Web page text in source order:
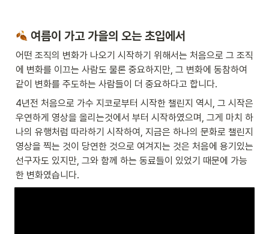
여름이 가고 가을의 오는 초입에서
어떤 조직의 변화가 나오기 시작하기 위해서는 처음으로 그 조직
에 변화를 이끄는 사람도 물론 중요하지만, 그 변화에 동참하여
같이 변화를 주도하는 사람들이 더 중요하다고 합니다.
4년전 처음으로 가수 지코로부터 시작한 챌린지 역시, 그 시작은
우연하게 영상을 올리는것에서 부터 시작하였으며, 그게 마치 하
나의 유행처럼 따라하기 시작하여, 지금은 하나의 문화로 챌린지
영상을 찍는 것이 당연한 것으로 여겨지는 것은 처음에 용기있는
선구자도 있지만, 그와 함께 하는 동료들이 있었기 때문에 가능
한 변화였습니다.